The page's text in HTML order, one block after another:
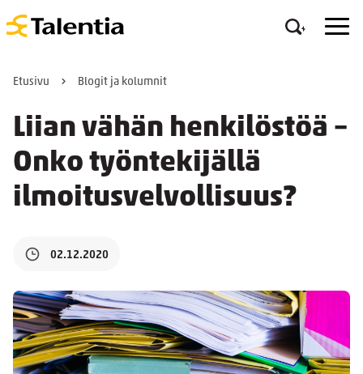
Etusivu Blogit ja kolumnit
Liian vähän henkilöstöä –
Onko työntekijällä
ilmoitusvelvollisuus?
02.12.2020